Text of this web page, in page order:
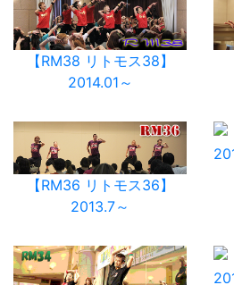
【RM38 リトモス38】
2014.01～
【RM36 リトモス36】
2013.7～